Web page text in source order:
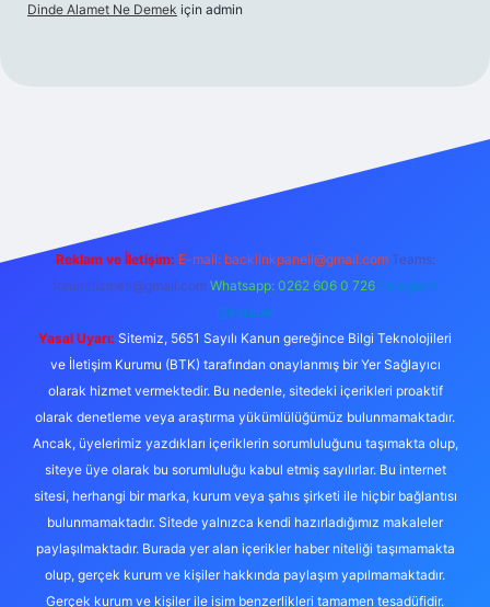
Dinde Alamet Ne Demek için admin
Reklam ve İletişim: E-mail: backlinkpaneli@gmail.com Teams:
forumhizmeti@gmail.com Whatsapp: 0262 606 0 726 Telegram:
@karabul
Yasal Uyarı: Sitemiz, 5651 Sayılı Kanun gereğince Bilgi Teknolojileri
ve İletişim Kurumu (BTK) tarafından onaylanmış bir Yer Sağlayıcı
olarak hizmet vermektedir. Bu nedenle, sitedeki içerikleri proaktif
olarak denetleme veya araştırma yükümlülüğümüz bulunmamaktadır.
Ancak, üyelerimiz yazdıkları içeriklerin sorumluluğunu taşımakta olup,
siteye üye olarak bu sorumluluğu kabul etmiş sayılırlar. Bu internet
sitesi, herhangi bir marka, kurum veya şahıs şirketi ile hiçbir bağlantısı
bulunmamaktadır. Sitede yalnızca kendi hazırladığımız makaleler
paylaşılmaktadır. Burada yer alan içerikler haber niteliği taşımamakta
olup, gerçek kurum ve kişiler hakkında paylaşım yapılmamaktadır.
Gerçek kurum ve kişiler ile isim benzerlikleri tamamen tesadüfidir.